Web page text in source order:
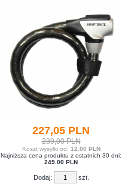
227,05 PLN
239,00 PLN
Koszt wysyłki od: 12.00 PLN
Najniższa cena produktu z ostatnich 30 dni:
249.00 PLN
Dodaj: szt.